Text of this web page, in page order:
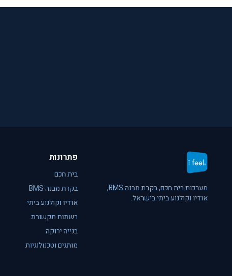
מערכות בית חכם, בקרת מבנה BMS,
אודיו וקולנוע ביתי בישראל.
פתרונות
בית חכם
בקרת מבנה BMS
אודיו וקולנוע ביתי
רשתות תקשורת
בנייה ירוקה
מותגים וטכנולוגיות